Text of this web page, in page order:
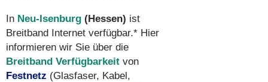
In Neu-Isenburg (Hessen) ist
Breitband Internet verfügbar.* Hier
informieren wir Sie über die
Breitband Verfügbarkeit von
Festnetz (Glasfaser, Kabel,